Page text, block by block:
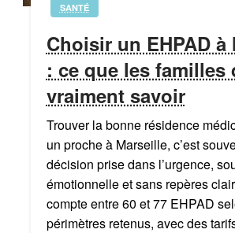
SANTÉ
Choisir un EHPAD à
: ce que les familles
vraiment savoir
Trouver la bonne résidence
un proche à Marseille, c’est
décision prise dans l’urgence,
émotionnelle et sans repères
compte entre 60 et 77 EHPAD
périmètres retenus, avec des